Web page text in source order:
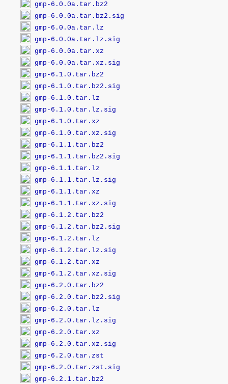
gmp-6.0.0a.tar.bz2
gmp-6.0.0a.tar.bz2.sig
gmp-6.0.0a.tar.lz
gmp-6.0.0a.tar.lz.sig
gmp-6.0.0a.tar.xz
gmp-6.0.0a.tar.xz.sig
gmp-6.1.0.tar.bz2
gmp-6.1.0.tar.bz2.sig
gmp-6.1.0.tar.lz
gmp-6.1.0.tar.lz.sig
gmp-6.1.0.tar.xz
gmp-6.1.0.tar.xz.sig
gmp-6.1.1.tar.bz2
gmp-6.1.1.tar.bz2.sig
gmp-6.1.1.tar.lz
gmp-6.1.1.tar.lz.sig
gmp-6.1.1.tar.xz
gmp-6.1.1.tar.xz.sig
gmp-6.1.2.tar.bz2
gmp-6.1.2.tar.bz2.sig
gmp-6.1.2.tar.lz
gmp-6.1.2.tar.lz.sig
gmp-6.1.2.tar.xz
gmp-6.1.2.tar.xz.sig
gmp-6.2.0.tar.bz2
gmp-6.2.0.tar.bz2.sig
gmp-6.2.0.tar.lz
gmp-6.2.0.tar.lz.sig
gmp-6.2.0.tar.xz
gmp-6.2.0.tar.xz.sig
gmp-6.2.0.tar.zst
gmp-6.2.0.tar.zst.sig
gmp-6.2.1.tar.bz2